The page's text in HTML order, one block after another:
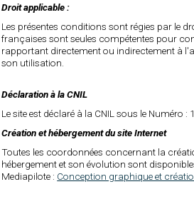
Droit applicable :
Les présentes conditions sont régies par le
françaises sont seules compétentes pour
rapportant directement ou indirectement à
son utilisation.
Déclaration à la CNIL
Le site est déclaré à la CNIL sous le Numéro :
Création et hébergement du site Internet
Toutes les coordonnées concernant la
hébergement et son évolution sont
Mediapilote : Conception graphique et